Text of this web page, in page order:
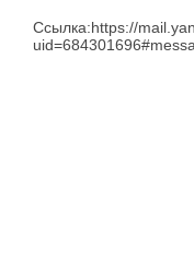
Ссылка:https://